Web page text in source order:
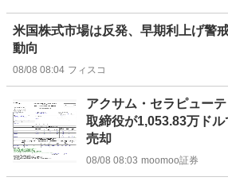
米国株式市場は反発、早期利上げ警
動向
08/08 08:04 フィスコ
アクサム・セラピュー
取締役が1,053.83万ド
売却
08/08 08:03 moomoo証券